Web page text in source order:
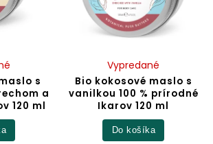
s
a
120 ml
Bio kokosové maslo s
vanilkou 100 % prírodné
Ikarov 120 ml
Vypredané
Do košíka